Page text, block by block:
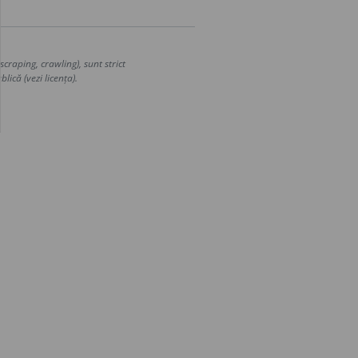
crawling), sunt strict
(vezi licența).